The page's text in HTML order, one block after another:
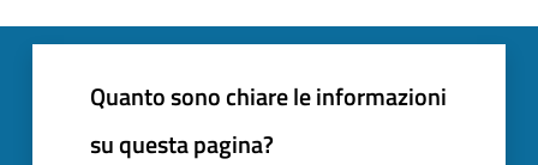
Quanto sono chiare le informazioni
su questa pagina?